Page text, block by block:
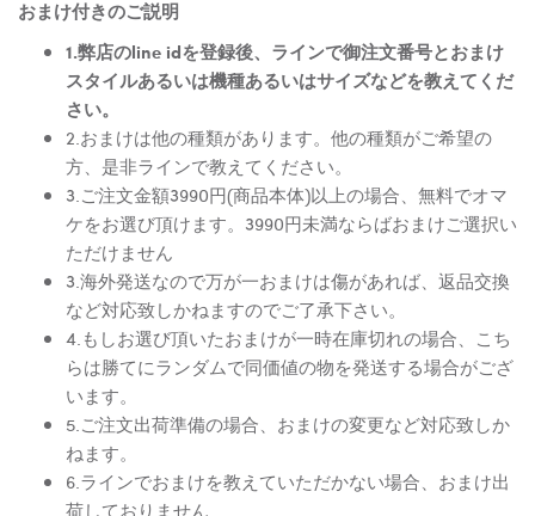
おまけ付きのご説明
1.弊店のline idを登録後、ラインで御注文番号とおまけ
スタイルあるいは機種あるいはサイズなどを教えてくだ
さい。
2.おまけは他の種類があります。他の種類がご希望の
方、是非ラインで教えてください。
3.ご注文金額3990円(商品本体)以上の場合、無料でオマ
ケをお選び頂けます。3990円未満ならばおまけご選択い
ただけません
3.海外発送なので万が一おまけは傷があれば、返品交換
など対応致しかねますのでご了承下さい。
4.もしお選び頂いたおまけが一時在庫切れの場合、こち
らは勝てにランダムで同価値の物を発送する場合がござ
います。
5.ご注文出荷準備の場合、おまけの変更など対応致しか
ねます。
6.ラインでおまけを教えていただかない場合、おまけ出
荷しておりません